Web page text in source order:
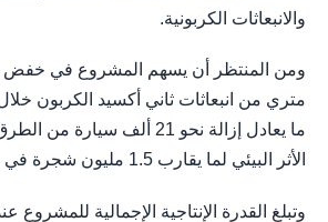
والانبعاثات الكربونية.
متري من انبعاثات ثاني أكسيد الكربون
ما يعادل إزالة نحو 21 ألف
الأثر البيئي لما يقارب 1.5 مليون شجرة في امتصاص الكربون.